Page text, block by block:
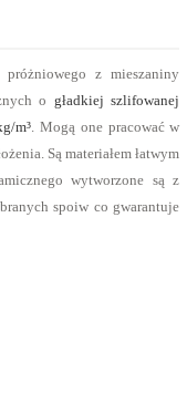
próżniowego z mieszaniny
o gładkiej szlifowanej
m³. Mogą one pracować w
Są materiałem łatwym
wytworzone są z
spoiw co gwarantuje